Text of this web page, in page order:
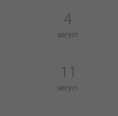
4
август
11
август